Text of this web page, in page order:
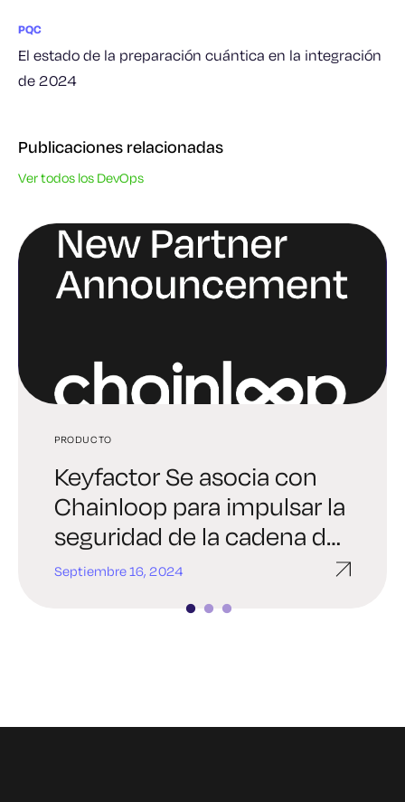
PQC
El estado de la preparación cuántica en la integración
de 2024
Publicaciones relacionadas
Ver todos los DevOps
PRODUCTO
Keyfactor Se asocia con
Chainloop para impulsar la
seguridad de la cadena de
suministro Software
Septiembre 16, 2024
CERTIFICADOS SSL/TLS
La desconfianza de Google
en Entrust: Lo que las
empresas deben saber
Julio 8, 2024
GESTIÓN DE CERTIFICADOS
La forma menos
estresante de arreglar un
certificado caducado SSL
Junio 20, 2024